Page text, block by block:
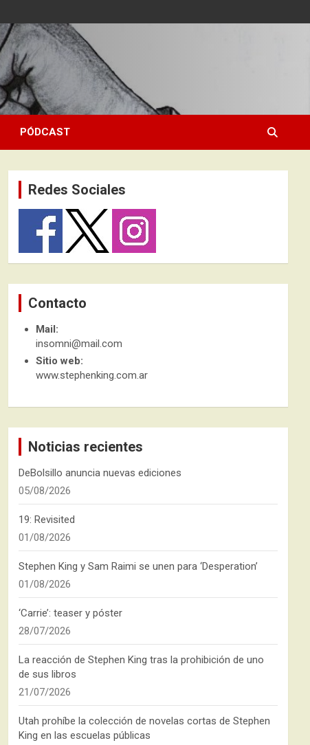
PÓDCAST
Redes Sociales
Contacto
Mail:
insomni@mail.com
Sitio web:
www.stephenking.com.ar
Noticias recientes
DeBolsillo anuncia nuevas ediciones
05/08/2026
19: Revisited
01/08/2026
Stephen King y Sam Raimi se unen para ‘Desperation’
01/08/2026
‘Carrie’: teaser y póster
28/07/2026
La reacción de Stephen King tras la prohibición de uno
de sus libros
21/07/2026
Utah prohíbe la colección de novelas cortas de Stephen
King en las escuelas públicas